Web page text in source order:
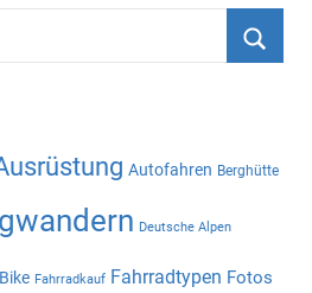
Autofahren Berghütte
Deutsche Alpen
Fahrradkauf Fahrradtypen Fotos